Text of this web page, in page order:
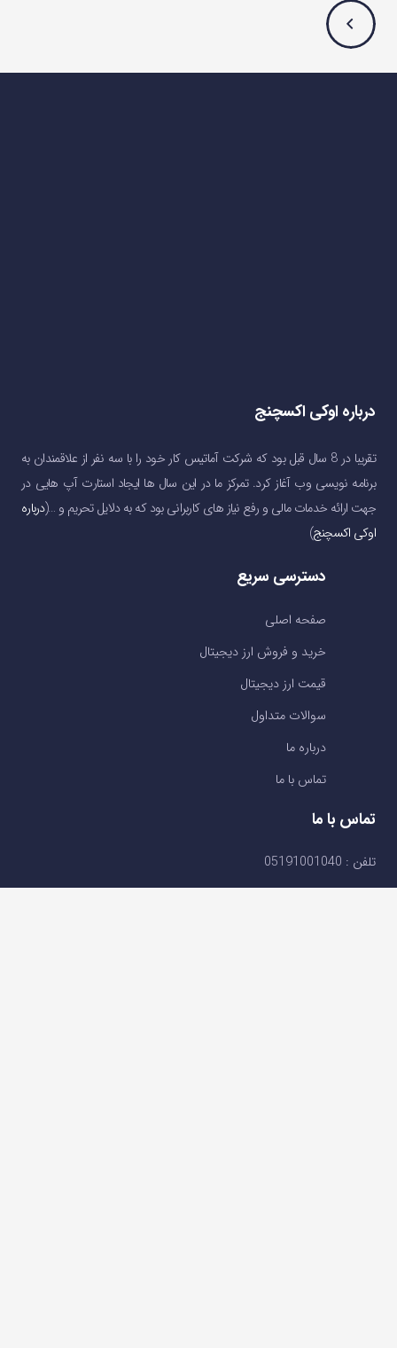
درباره اوکی اکسچنج
تقریبا در 8 سال قبل بود که شرکت آماتیس کار خود را با سه نفر از علاقمندان به
برنامه نویسی وب آغاز کرد. تمرکز ما در این سال ها ایجاد استارت آپ هایی در
جهت ارائه خدمات مالی و رفع نیاز های کاربرانی بود که به دلایل تحریم و …(درباره
اوکی اکسچنج)
دسترسی سریع
صفحه اصلی
خرید و فروش ارز دیجیتال
قیمت ارز دیجیتال
سوالات متداول
درباره ما
تماس با ما
تماس با ما
تلفن : 05191001040